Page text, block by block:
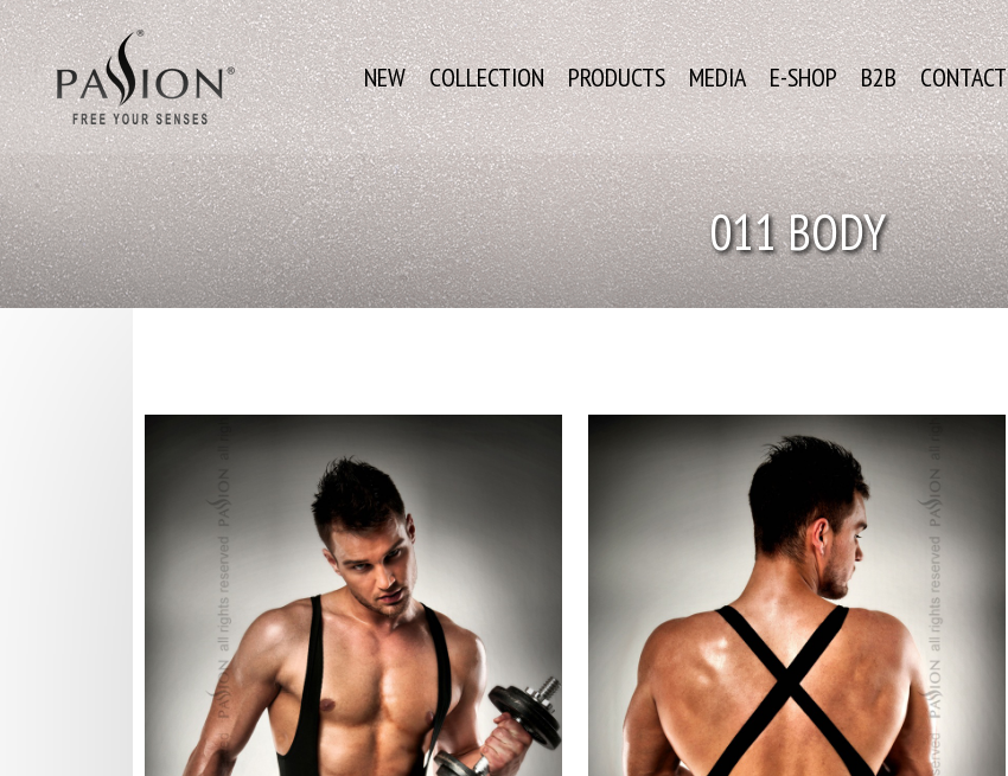
NEW COLLECTION PRODUCTS MEDIA E-SHOP B2B CONTACT
011 BODY